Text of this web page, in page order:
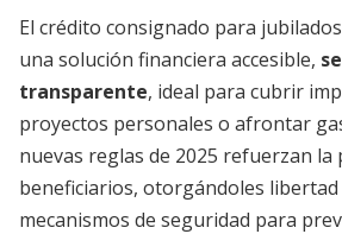
El crédito consignado para
una solución financiera accesible,
transparente, ideal para cubrir
proyectos personales o afrontar
nuevas reglas de 2025 refuerzan la
beneficiarios, otorgándoles libertad
mecanismos de seguridad para